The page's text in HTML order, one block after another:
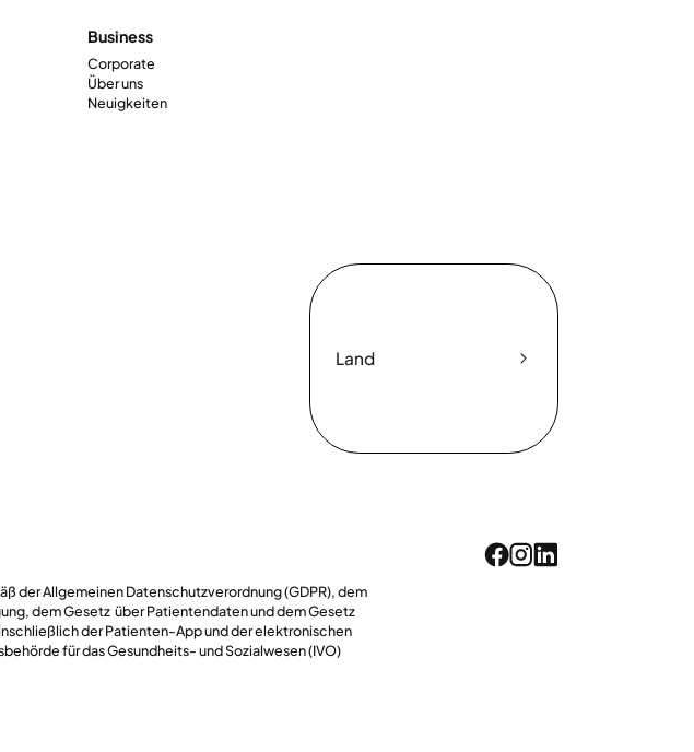
Business
Corporate
Über uns
Neuigkeiten
Land
der Allgemeinen Datenschutzverordnung (GDPR), dem
dem Gesetz über Patientendaten und dem Gesetz
der Patienten-App und der elektronischen
für das Gesundheits- und Sozialwesen (IVO)